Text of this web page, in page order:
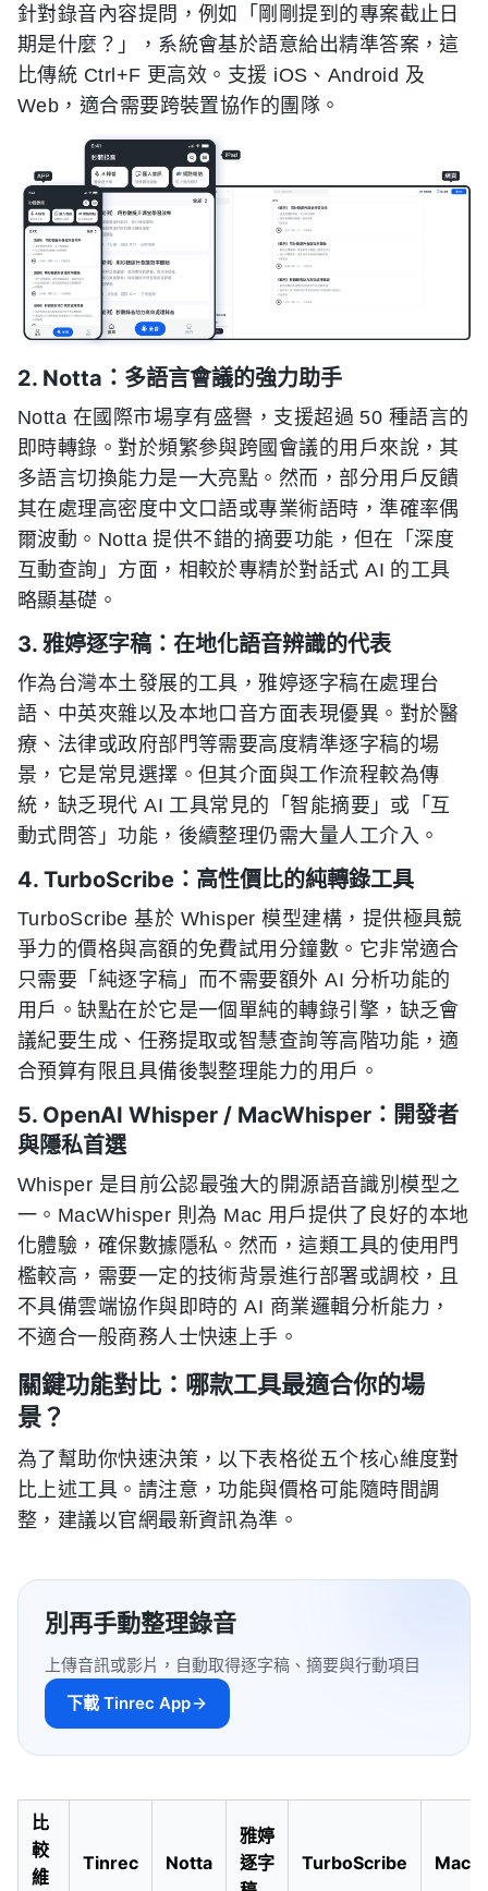
針對錄音內容提問，例如「剛剛提到的專案截止日
期是什麼？」，系統會基於語意給出精準答案，這
比傳統 Ctrl+F 更高效。支援 iOS、Android 及
Web，適合需要跨裝置協作的團隊。
2. Notta：多語言會議的強力助手
Notta 在國際市場享有盛譽，支援超過 50 種語言的
即時轉錄。對於頻繁參與跨國會議的用戶來說，其
多語言切換能力是一大亮點。然而，部分用戶反饋
其在處理高密度中文口語或專業術語時，準確率偶
爾波動。Notta 提供不錯的摘要功能，但在「深度
互動查詢」方面，相較於專精於對話式 AI 的工具
略顯基礎。
3. 雅婷逐字稿：在地化語音辨識的代表
作為台灣本土發展的工具，雅婷逐字稿在處理台
語、中英夾雜以及本地口音方面表現優異。對於醫
療、法律或政府部門等需要高度精準逐字稿的場
景，它是常見選擇。但其介面與工作流程較為傳
統，缺乏現代 AI 工具常見的「智能摘要」或「互
動式問答」功能，後續整理仍需大量人工介入。
4. TurboScribe：高性價比的純轉錄工具
TurboScribe 基於 Whisper 模型建構，提供極具競
爭力的價格與高額的免費試用分鐘數。它非常適合
只需要「純逐字稿」而不需要額外 AI 分析功能的
用戶。缺點在於它是一個單純的轉錄引擎，缺乏會
議紀要生成、任務提取或智慧查詢等高階功能，適
合預算有限且具備後製整理能力的用戶。
5. OpenAI Whisper / MacWhisper：開發者
與隱私首選
Whisper 是目前公認最強大的開源語音識別模型之
一。MacWhisper 則為 Mac 用戶提供了良好的本地
化體驗，確保數據隱私。然而，這類工具的使用門
檻較高，需要一定的技術背景進行部署或調校，且
不具備雲端協作與即時的 AI 商業邏輯分析能力，
不適合一般商務人士快速上手。
關鍵功能對比：哪款工具最適合你的場
景？
為了幫助你快速決策，以下表格從五个核心維度對
比上述工具。請注意，功能與價格可能隨時間調
整，建議以官網最新資訊為準。
別再手動整理錄音
上傳音訊或影片，自動取得逐字稿、摘要與行動項目
下載 Tinrec App
比
較
維
Tinrec Notta
雅婷
逐字
TurboScribe